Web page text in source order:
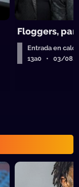
Floggers,
Entrada en calor
13a0 • 03/08/